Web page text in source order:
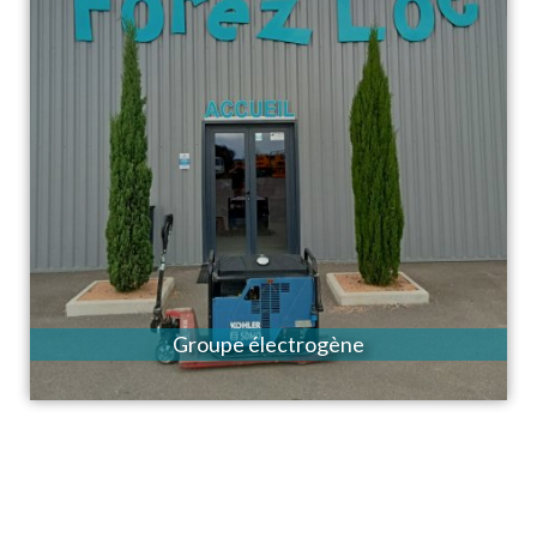
Groupe électrogène